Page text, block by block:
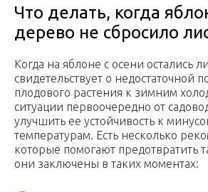
Что делать, когда
дерево не сбросило
Когда на яблоне с осени остались
свидетельствует о недостаточной
плодового растения к зимним
ситуации первоочередно от
улучшить ее устойчивость к
температурам. Есть несколько
которые помогают предотвратить
они заключены в таких моментах: